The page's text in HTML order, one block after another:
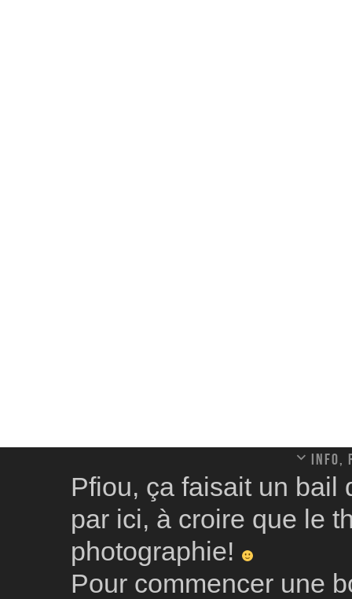
Info,
Pfiou, ça faisait un bail
par ici, à croire que le
photographie!
Pour commencer une